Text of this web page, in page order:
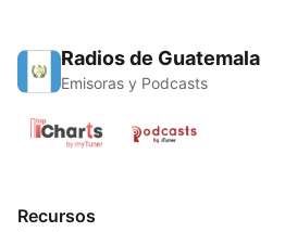
Radios de Guatemala
Emisoras y Podcasts
Recursos